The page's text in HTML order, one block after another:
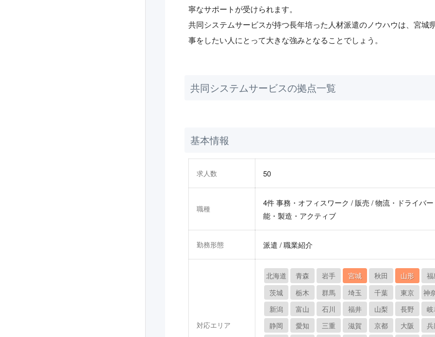
寧なサポートが受けられます。
共同システムサービスが持つ長年培った人材派遣のノウハウは、宮城
事をしたい人にとって大きな強みとなることでしょう。
共同システムサービスの拠点一覧
基本情報
求人数 50
職種
4件 事務・オフィスワーク / 販売 / 物流・ドライバ
能・製造・アクティブ
勤務形態 派遣 / 職業紹介
対応エリア
北海道 青森 岩手 宮城 秋田 山形
茨城
栃木 群馬 埼玉 千葉 東京
神
新潟
富山 石川 福井 山梨 長野
静岡
愛知 三重 滋賀 京都 大阪